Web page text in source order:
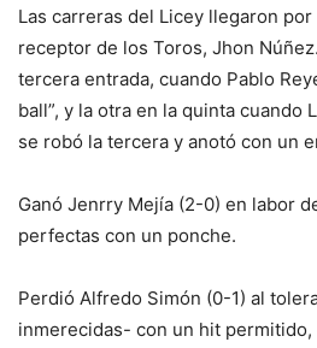
Las carreras del Licey llegaron
receptor de los Toros, Jhon
tercera entrada, cuando Pablo
ball”, y la otra en la quinta cuando
se robó la tercera y anotó con un
Ganó Jenrry Mejía (2-0) en labor
perfectas con un ponche.
Perdió Alfredo Simón (0-1) al
inmerecidas- con un hit